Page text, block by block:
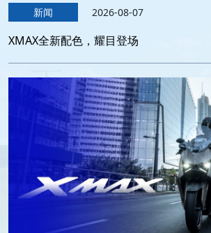
新闻 2026-08-07
XMAX全新配色，耀目登场